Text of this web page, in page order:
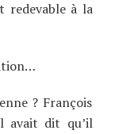
redevable à la
? François
avait dit qu’il